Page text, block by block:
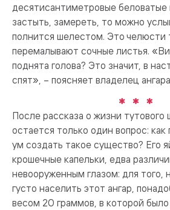
десятисантиметровые беловатые
застыть, замереть, то можно
полнится шелестом. Это челюсти
перемалывают сочные листья.
поднята голова? Это значит, в
спят», – поясняет владелец
После рассказа о жизни тутового
остается только один вопрос:
ум создать такое существо? Его
крошечные капельки, едва
невооруженным глазом: для того,
густо населить этот ангар,
весом 20 граммов, в которой